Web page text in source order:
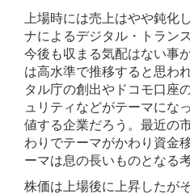
上場時には売上はやや鈍化
ナによるデジタル・トラン
今後も収まる気配はない事
は高水準で推移すると思わ
タル庁の創出やドコモ口座
ュリティなどがテーマにな
値する企業だろう。最近の
わりでテーマがかわり資金
ーマは息の長いものとなる
株価は上場後に上昇したが